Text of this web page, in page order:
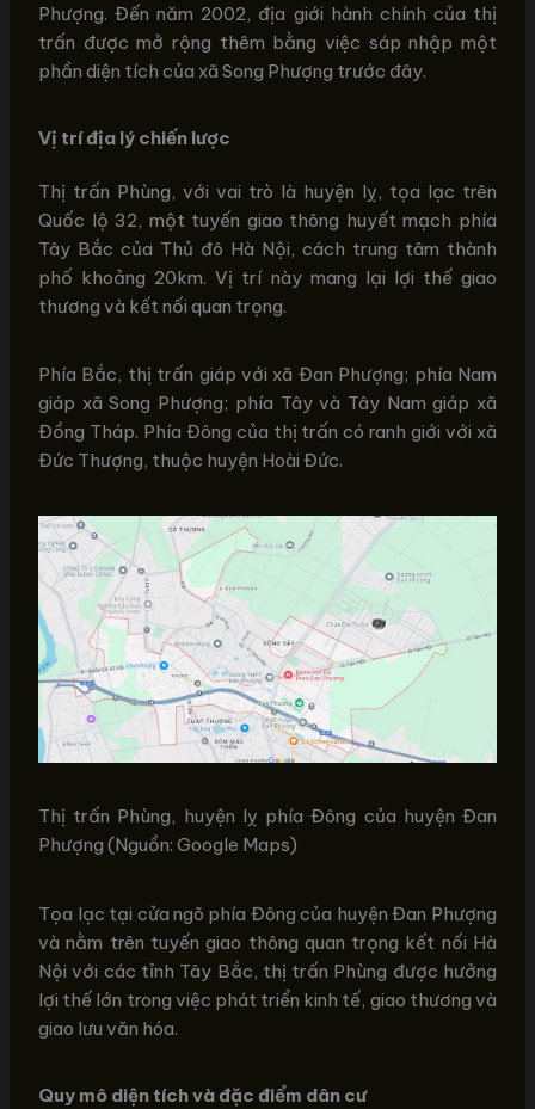
Phượng. Đến năm 2002, địa giới hành chính của thị
trấn được mở rộng thêm bằng việc sáp nhập một
phần diện tích của xã Song Phượng trước đây.
Vị trí địa lý chiến lược
Thị trấn Phùng, với vai trò là huyện lỵ, tọa lạc trên
Quốc lộ 32, một tuyến giao thông huyết mạch phía
Tây Bắc của Thủ đô Hà Nội, cách trung tâm thành
phố khoảng 20km. Vị trí này mang lại lợi thế giao
thương và kết nối quan trọng.
Phía Bắc, thị trấn giáp với xã Đan Phượng; phía Nam
giáp xã Song Phượng; phía Tây và Tây Nam giáp xã
Đồng Tháp. Phía Đông của thị trấn có ranh giới với xã
Đức Thượng, thuộc huyện Hoài Đức.
Thị trấn Phùng, huyện lỵ phía Đông của huyện Đan
Phượng (Nguồn: Google Maps)
Tọa lạc tại cửa ngõ phía Đông của huyện Đan Phượng
và nằm trên tuyến giao thông quan trọng kết nối Hà
Nội với các tỉnh Tây Bắc, thị trấn Phùng được hưởng
lợi thế lớn trong việc phát triển kinh tế, giao thương và
giao lưu văn hóa.
Quy mô diện tích và đặc điểm dân cư